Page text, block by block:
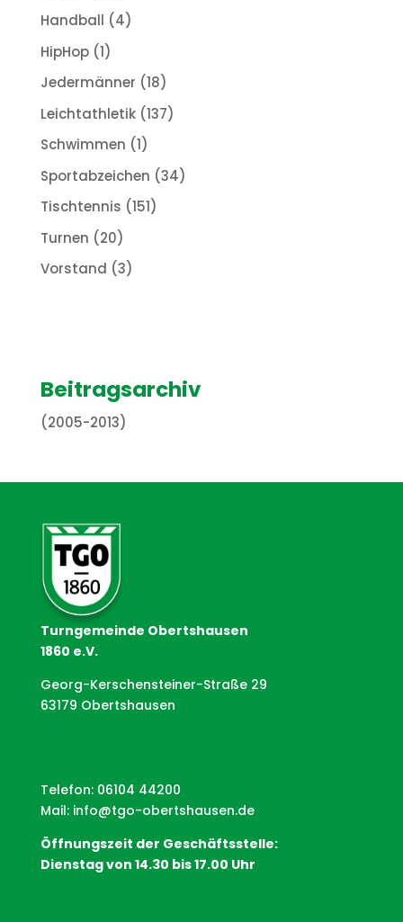
Handball (4)
HipHop(1)
Jedermänner (18)
Leichtathletik(137)
Schwimmen (1)
Sportabzeichen (34)
Tischtennis (151)
Turnen (20)
Vorstand (3)
Beitragsarchiv
(2005-2013)
Turngemeinde Obertshausen
1860 e.V.
Georg-Kerschensteiner-Straße 29
63179 Obertshausen
Telefon: 06104 44200
Mail: info@tgo-obertshausen.de
Öffnungszeit der Geschäftsstelle:
Dienstag von 14.30 bis 17.00 Uhr